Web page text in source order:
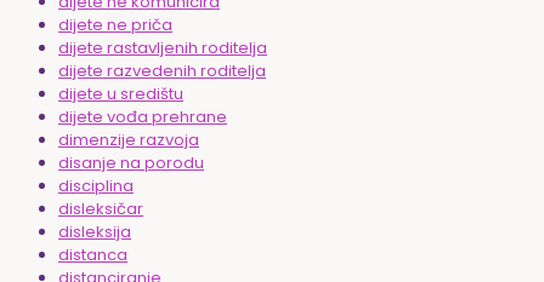
dijete ne priča
dijete rastavljenih roditelja
dijete razvedenih roditelja
dijete u središtu
dijete vođa prehrane
dimenzije razvoja
disanje na porodu
disciplina
disleksičar
disleksija
distanca